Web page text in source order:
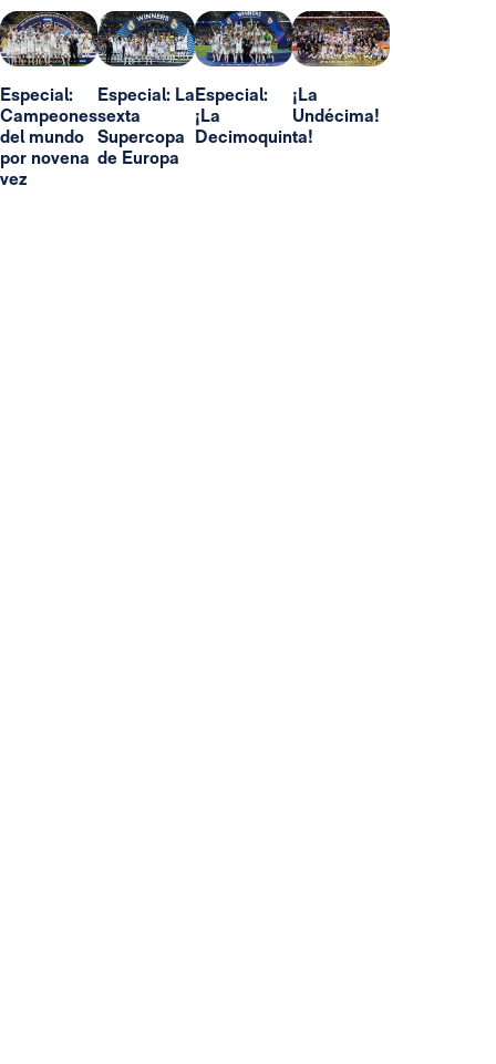
Especial:
Campeones
del mundo
por novena
vez
Especial: La
sexta
Supercopa
de Europa
Especial:
¡La
Decimoquinta!
¡La
Undécima!